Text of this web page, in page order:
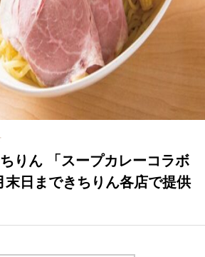
ちりん 「スープカレーコラボ
末日まできちりん各店で提供